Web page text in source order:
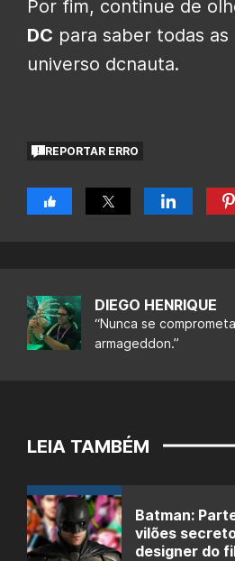
Por fim, continue de
DC para saber todas as
universo dcnauta.
REPORTAR ERRO
DIEGO HENRIQUE
“Nunca se
armageddon.”
LEIA TAMBÉM
Batman:
vilões
designer do